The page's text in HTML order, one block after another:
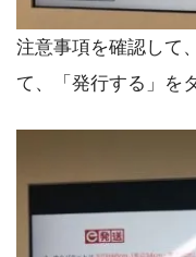
注意事項を確認して
て、「発行する」を